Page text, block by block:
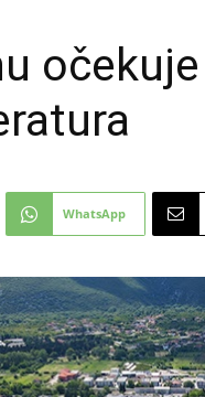
WhatsApp